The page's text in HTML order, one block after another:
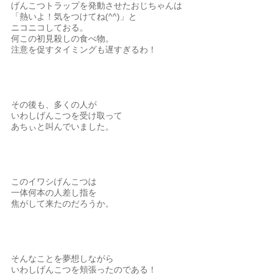
げんこつトラップを発動させたおじちゃんは
「熱いよ！気をつけてね(^^)」と
ニコニコしておる。
何この初見殺しの食べ物。
注意を促すタイミングも遅すぎるわ！
その後も、多くの人が
いわしげんこつを受け取って
あちぃと叫んでいました。
このイワシげんこつは
一体何本の人差し指を
焦がして来たのだろうか。
そんなことを夢想しながら
いわしげんこつを頬張ったのである！